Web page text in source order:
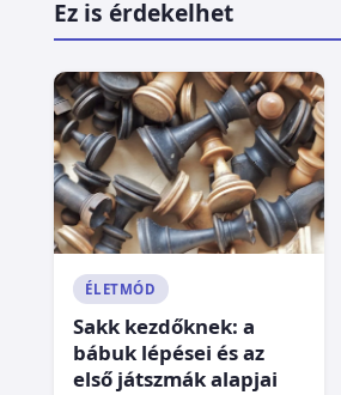
Ez is érdekelhet
ÉLETMÓD
Sakk kezdőknek: a
bábuk lépései és az
első játszmák alapjai